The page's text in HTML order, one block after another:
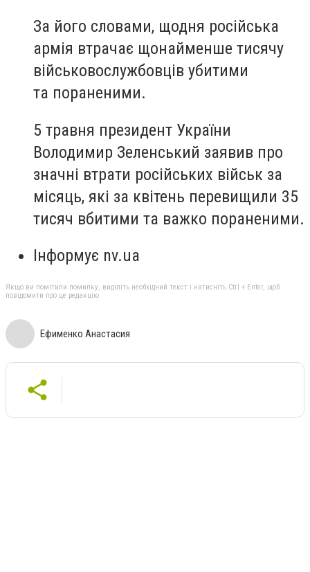
За його словами, щодня російська
армія втрачає щонайменше тисячу
військовослужбовців убитими
та пораненими.
5 травня президент України
Володимир Зеленський заявив про
значні втрати російських військ за
місяць, які за квітень перевищили 35
тисяч вбитими та важко пораненими.
Інформує nv.ua
Якщо ви помітили помилку, виділіть необхідний текст і натисніть Ctrl + Enter, щоб
повідомити про це редакцію
Ефименко Анастасия